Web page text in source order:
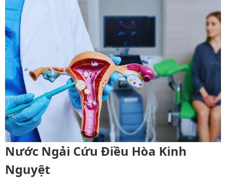
Nước Ngải Cứu Điều Hòa Kinh
Nguyệt